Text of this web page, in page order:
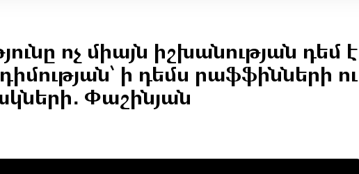
ոչ միայն իշխանության դեմ է
ի դեմս րաֆֆինների ու
Փաշինյան